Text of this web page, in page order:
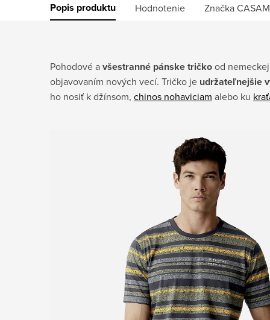
Popis produktu Hodnotenie Značka
Pohodové avšestranné pánske tričkood
objavovaním nových vecí. Tričko je udržateľnejšie
ho nosiť k džínsom, chinos nohaviciam alebo ku